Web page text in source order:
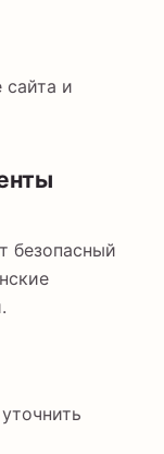
сайта и
безопасный